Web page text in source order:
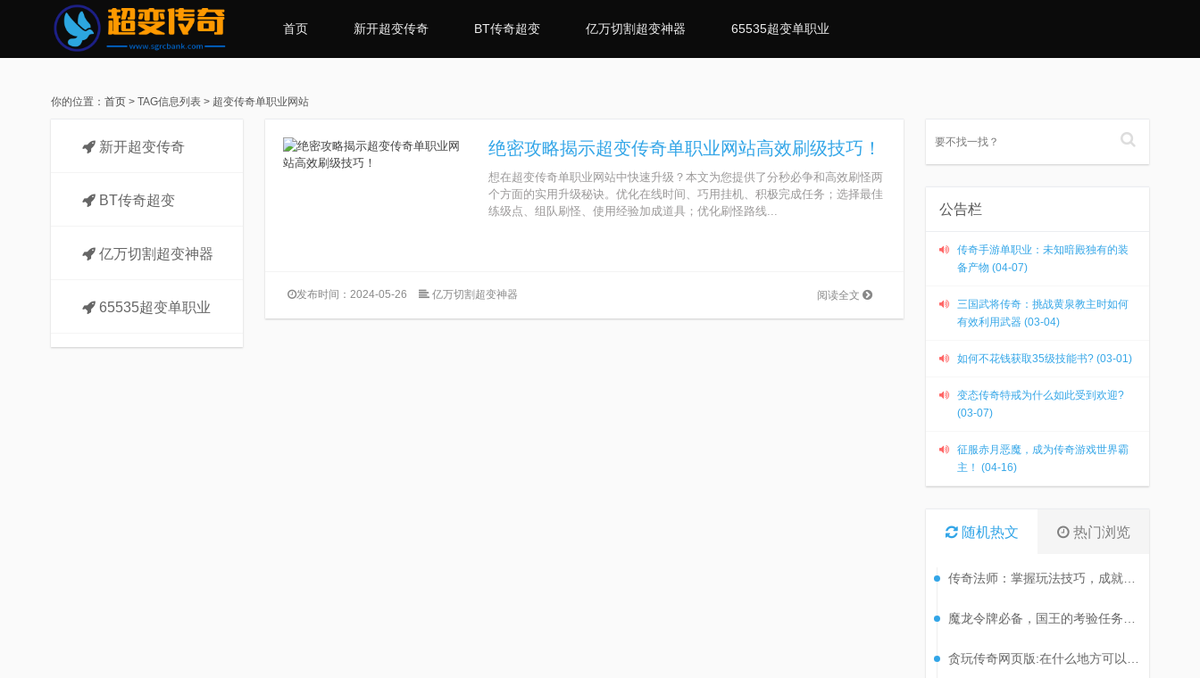
首页 新开超变传奇 BT传奇超变 亿万切割超变神器 65535超变单职业
你的位置： 首页 > TAG信息列表 > 超变传奇单职业网站
新开超变传奇
BT传奇超变
亿万切割超变神器
65535超变单职业
绝密攻略揭示超变传奇单职业网站高效刷级技巧！
想在超变传奇单职业网站中快速升级？本文为您提供了分秒必争和高效刷怪两
个方面的实用升级秘诀。优化在线时间、巧用挂机、积极完成任务；选择最佳
练级点、组队刷怪、使用经验加成道具；优化刷怪路线...
阅读全文
发布时间：2024-05-26 亿万切割超变神器
公告栏
传奇手游单职业：未知暗殿独有的装
备产物 (04-07)
三国武将传奇：挑战黄泉教主时如何
有效利用武器 (03-04)
如何不花钱获取35级技能书? (03-01)
变态传奇特戒为什么如此受到欢迎?
(03-07)
征服赤月恶魔，成为传奇游戏世界霸
主！ (04-16)
随机热文 热门浏览